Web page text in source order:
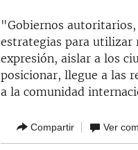
"Gobiernos
estrategias para utilizar
expresión, aislar a los
posicionar, llegue a las
a la comunidad
Compartir Ver